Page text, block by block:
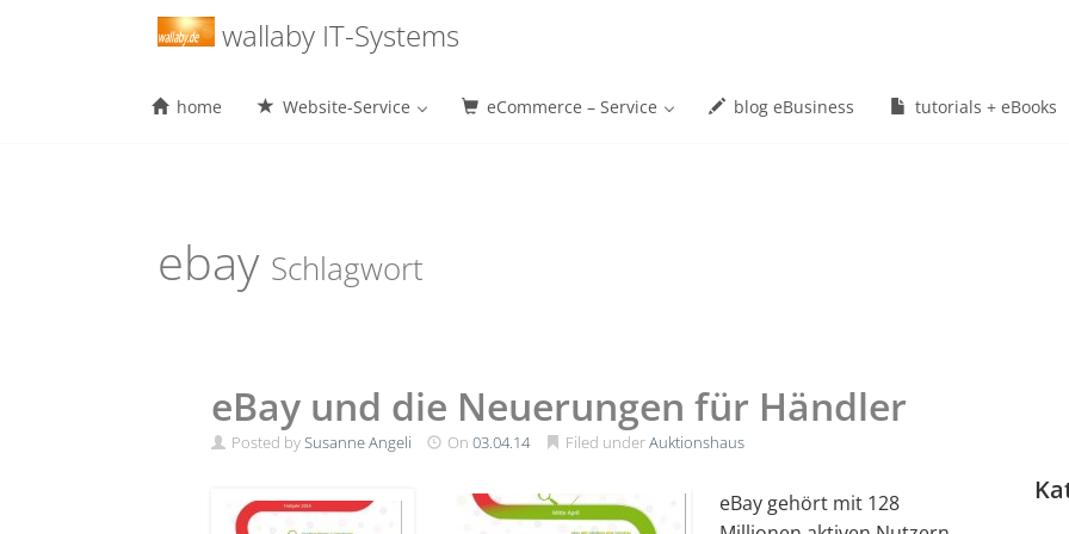
wallaby IT-Systems
Menu
home Website-Service eCommerce – Service blog eBusiness tutorials + eBooks
ebay Schlagwort
eBay und die Neuerungen für Händler
Posted bySusanne Angeli On 03.04.14 Filed underAuktionshaus
eBay gehört mit 128